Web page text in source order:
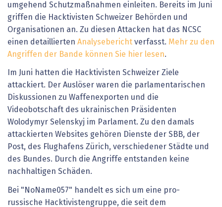
umgehend Schutzmaßnahmen einleiten. Bereits im Juni
griffen die Hacktivisten Schweizer Behörden und
Organisationen an. Zu diesen Attacken hat das NCSC
einen detaillierten Analysebericht verfasst. Mehr zu den
Angriffen der Bande können Sie hier lesen.
Im Juni hatten die Hacktivisten Schweizer Ziele
attackiert. Der Auslöser waren die parlamentarischen
Diskussionen zu Waffenexporten und die
Videobotschaft des ukrainischen Präsidenten
Wolodymyr Selenskyj im Parlament. Zu den damals
attackierten Websites gehören Dienste der SBB, der
Post, des Flughafens Zürich, verschiedener Städte und
des Bundes. Durch die Angriffe entstanden keine
nachhaltigen Schäden.
Bei "NoName057" handelt es sich um eine pro-
russische Hacktivistengruppe, die seit dem